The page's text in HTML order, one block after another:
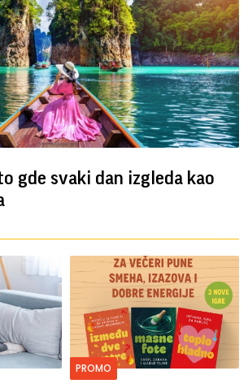
gde svaki dan izgleda kao
PROMO